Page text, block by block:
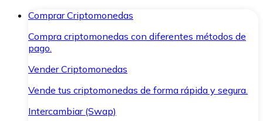
Comprar Criptomonedas
Compra criptomonedas con diferentes métodos de
pago.
Vender Criptomonedas
Vende tus criptomonedas de forma rápida y segura.
Intercambiar (Swap)